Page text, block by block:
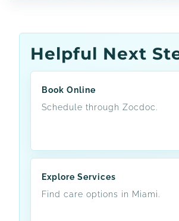
Helpful Next
Book Online
Schedule through Zocdoc.
Explore Services
Find care options in Miami.